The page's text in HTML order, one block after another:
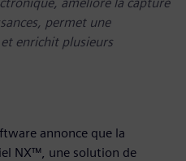
permet une
enrichit plusieurs
annonce que la
NX™, une solution de